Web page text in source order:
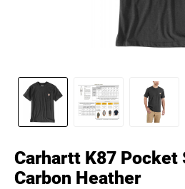
Carhartt K87 Pocket
Carbon Heather